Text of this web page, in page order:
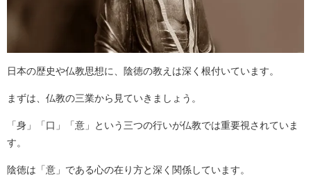
日本の歴史や仏教思想に、陰徳の教えは深く根付いています。
まずは、仏教の三業から見ていきましょう。
「身」「口」「意」という三つの行いが仏教では重要視されていま
す。
陰徳は「意」である心の在り方と深く関係しています。